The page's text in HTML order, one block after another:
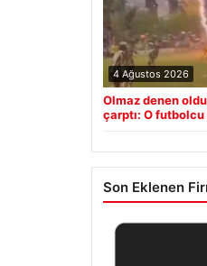
4 Ağustos 2026
Olmaz denen
çarptı: O
Son Eklenen